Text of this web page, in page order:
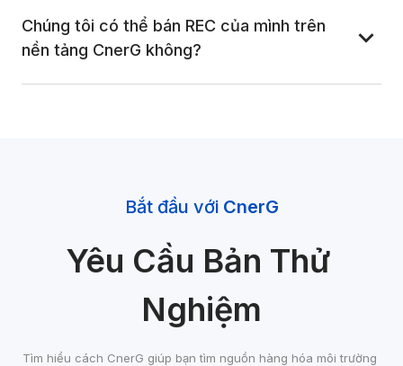
Chúng tôi có thể bán REC của mình trên
nền tảng CnerG không?
Bắt đầu với CnerG
Yêu Cầu Bản Thử
Nghiệm
Tìm hiểu cách CnerG giúp bạn tìm nguồn hàng hóa môi trường